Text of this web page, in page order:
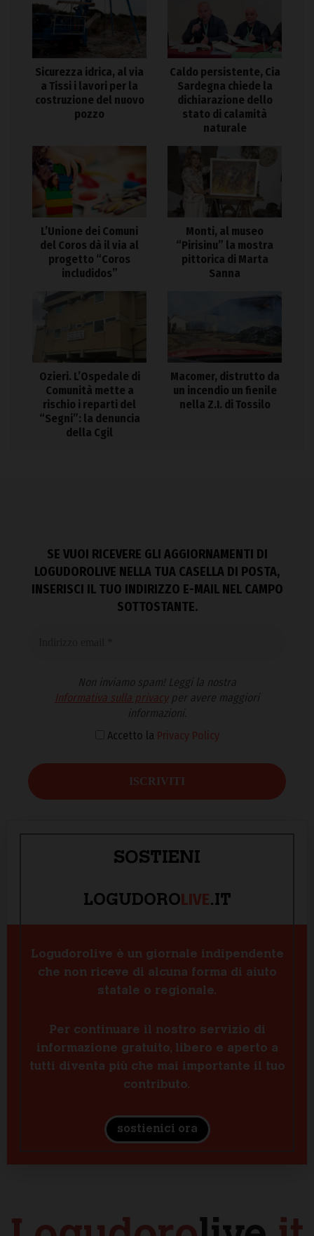
Sicurezza idrica, al via
a Tissi i lavori per la
costruzione del nuovo
pozzo
Caldo persistente, Cia
Sardegna chiede la
dichiarazione dello
stato di calamità
naturale
L’Unione dei Comuni
del Coros dà il via al
progetto “Coros
includidos”
Monti, al museo
“Pirisinu” la mostra
pittorica di Marta
Sanna
Ozieri. L’Ospedale di
Comunità mette a
rischio i reparti del
“Segni”: la denuncia
della Cgil
Macomer, distrutto da
un incendio un fienile
nella Z.I. di Tossilo
SE VUOI RICEVERE GLI AGGIORNAMENTI DI
LOGUDOROLIVE NELLA TUA CASELLA DI POSTA,
INSERISCI IL TUO INDIRIZZO E-MAIL NEL CAMPO
SOTTOSTANTE.
Non inviamo spam! Leggi la nostra
Informativa sulla privacyper avere maggiori
informazioni.
Accetto la Privacy Policy
SOSTIENI
LOGUDOROLIVE.IT
Logudorolive è un giornale indipendente
che non riceve di alcuna forma di aiuto
statale o regionale.
Per continuare il nostro servizio di
informazione gratuito, libero e aperto a
tutti diventa più che mai importante il tuo
contributo.
sostienici ora